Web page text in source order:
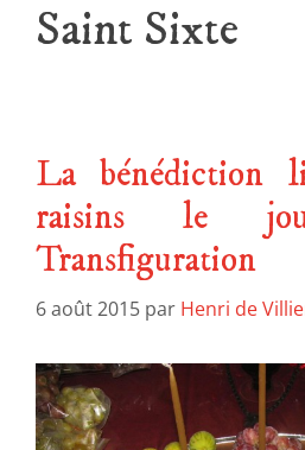
Saint Sixte
La bénédiction
raisins le
Transfiguration
6 août 2015 par Henri de